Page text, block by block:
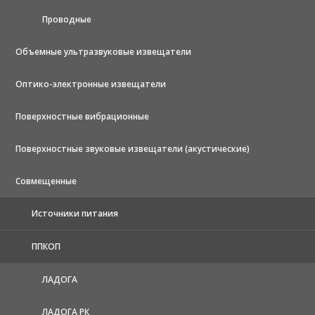
Проводные
Объемные ультразвуковые извещатели
Оптико-электронные извещатели
Поверхностные вибрационные
Поверхностные звуковые извещатели (акустические)
Совмещенные
Источники питания
ППКОП
ЛАДОГА
ЛАДОГА РК